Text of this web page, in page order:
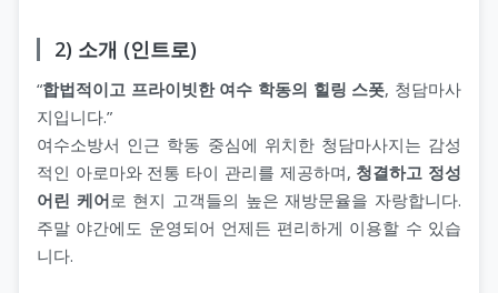
2) 소개 (인트로)
“합법적이고 프라이빗한 여수 학동의 힐링 스폿, 청담마사
지입니다.”
여수소방서 인근 학동 중심에 위치한 청담마사지는 감성
적인 아로마와 전통 타이 관리를 제공하며, 청결하고 정성
어린 케어로 현지 고객들의 높은 재방문율을 자랑합니다.
주말 야간에도 운영되어 언제든 편리하게 이용할 수 있습
니다.